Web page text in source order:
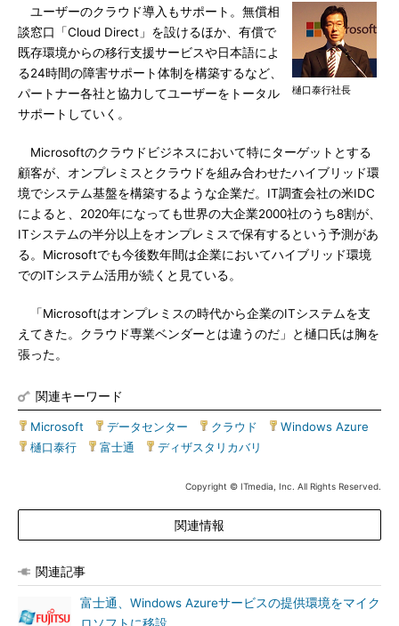
樋口泰行社長
ユーザーのクラウド導入もサポート。無償相
談窓口「Cloud Direct」を設けるほか、有償で
既存環境からの移行支援サービスや日本語によ
る24時間の障害サポート体制を構築するなど、
パートナー各社と協力してユーザーをトータル
サポートしていく。
Microsoftのクラウドビジネスにおいて特にターゲットとする
顧客が、オンプレミスとクラウドを組み合わせたハイブリッド環
境でシステム基盤を構築するような企業だ。IT調査会社の米IDC
によると、2020年になっても世界の大企業2000社のうち8割が、
ITシステムの半分以上をオンプレミスで保有するという予測があ
る。Microsoftでも今後数年間は企業においてハイブリッド環境
でのITシステム活用が続くと見ている。
「Microsoftはオンプレミスの時代から企業のITシステムを支
えてきた。クラウド専業ベンダーとは違うのだ」と樋口氏は胸を
張った。
関連キーワード
Microsoft データセンター クラウド Windows Azure
樋口泰行
富士通 ディザスタリカバリ
Copyright © ITmedia, Inc. All Rights Reserved.
関連情報
関連記事
富士通、Windows Azureサービスの提供環境をマイク